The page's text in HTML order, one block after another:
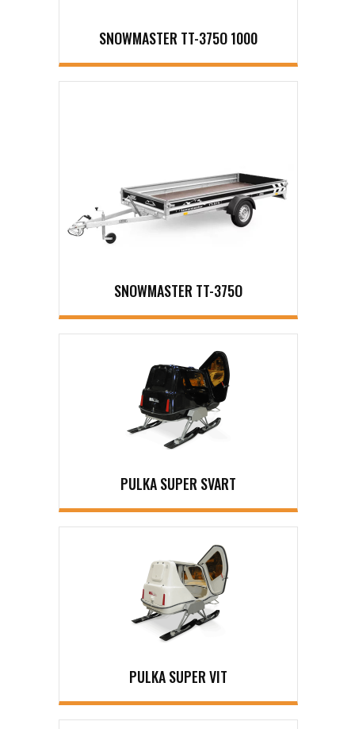
SNOWMASTER TT-375O 1000
SNOWMASTER TT-375O
PULKA SUPER SVART
PULKA SUPER VIT